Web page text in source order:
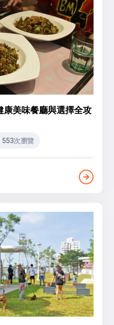
康美味餐廳與選擇全攻
553次瀏覽